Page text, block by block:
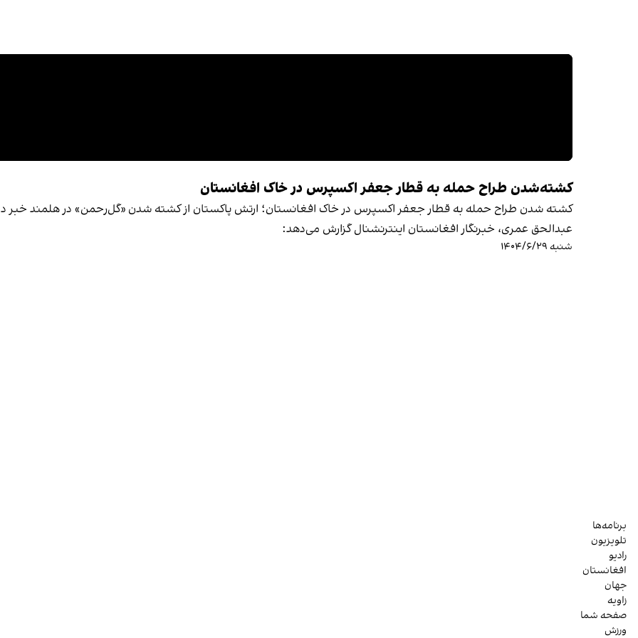
کشته‌شدن طراح حمله به قطار جعفر اکسپرس در خاک افغانستان
کشته شدن طراح حمله به قطار جعفر اکسپرس در خاک افغانستان؛ ارتش پاکستان از کشته شدن «گل‌رحمن» در هلمند خبر
عبدالحق عمری، خبرنگار افغانستان اینترنشنال گزارش می‌دهد:
شنبه ۱۴۰۴/۶/۲۹
برنامه‌ها
تلویزیون
رادیو
افغانستان
جهان
زاویه
صفحه شما
ورزش